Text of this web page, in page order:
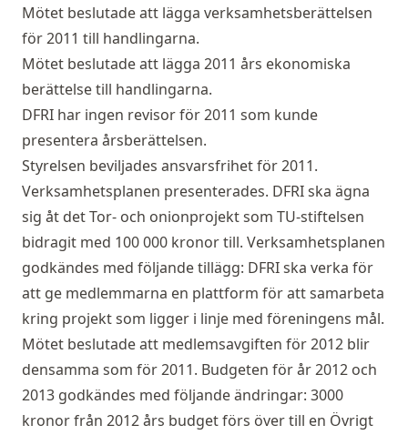
Mötet beslutade att lägga verksamhetsberättelsen
för 2011 till handlingarna.
Mötet beslutade att lägga 2011 års ekonomiska
berättelse till handlingarna.
DFRI har ingen revisor för 2011 som kunde
presentera årsberättelsen.
Styrelsen beviljades ansvarsfrihet för 2011.
Verksamhetsplanen presenterades. DFRI ska ägna
sig åt det Tor- och onionprojekt som TU-stiftelsen
bidragit med 100 000 kronor till. Verksamhetsplanen
godkändes med följande tillägg: DFRI ska verka för
att ge medlemmarna en plattform för att samarbeta
kring projekt som ligger i linje med föreningens mål.
Mötet beslutade att medlemsavgiften för 2012 blir
densamma som för 2011. Budgeten för år 2012 och
2013 godkändes med följande ändringar: 3000
kronor från 2012 års budget förs över till en Övrigt